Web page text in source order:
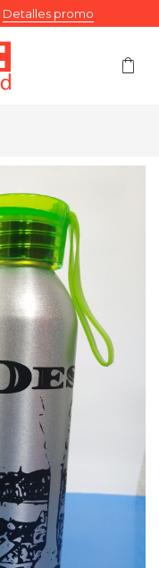
Detalles promo